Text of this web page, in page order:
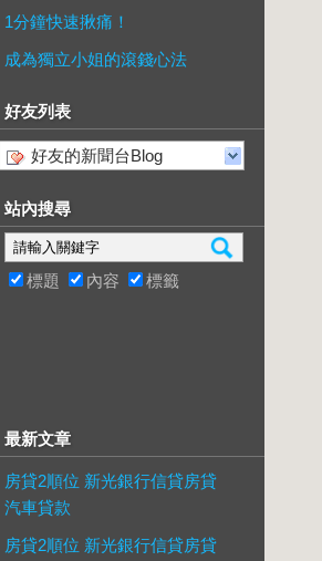
1分鐘快速揪痛！
成為獨立小姐的滾錢心法
好友列表
好友的新聞台Blog
站內搜尋
標題 內容 標籤
最新文章
房貸2順位 新光銀行信貸房貸
汽車貸款
房貸2順位 新光銀行信貸房貸